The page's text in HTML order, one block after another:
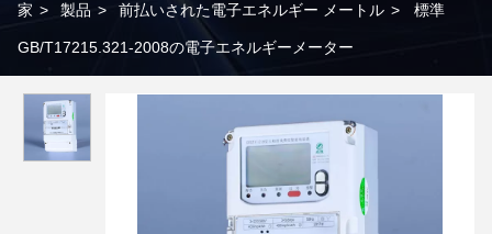
家 > 製品 > 前払いされた電子エネルギー メートル > 標準
GB/T17215.321-2008の電子エネルギーメーター